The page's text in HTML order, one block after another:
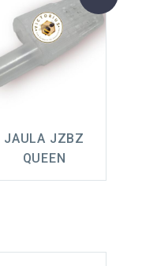
JAULA JZBZ
QUEEN